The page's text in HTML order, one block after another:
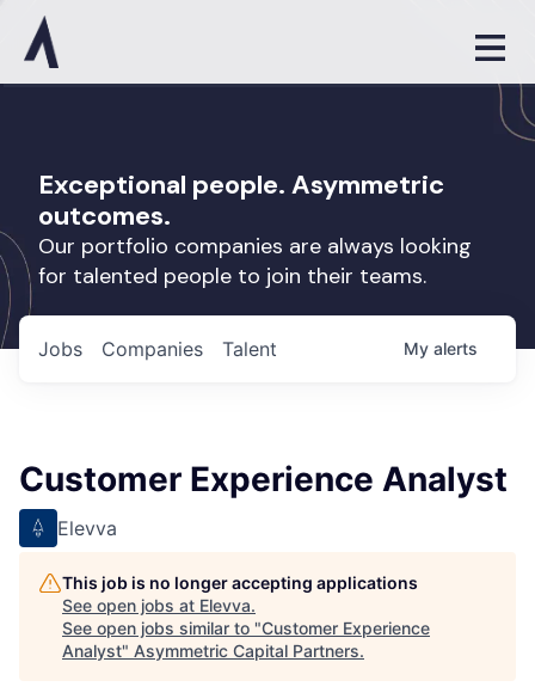
Exceptional people. Asymmetric
outcomes.
Our portfolio companies are always looking
for talented people to join their teams.
Jobs Companies Talent My alerts
Customer Experience Analyst
Elevva
This job is no longer accepting applications
See open jobs at Elevva.
See open jobs similar to "Customer Experience
Analyst" Asymmetric Capital Partners.